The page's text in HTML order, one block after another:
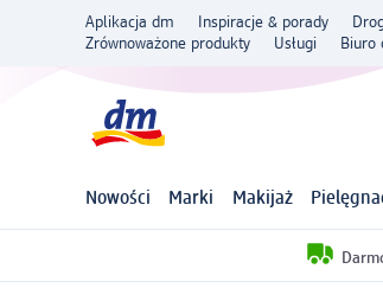
Aplikacja dm Inspiracje & porady
Zrównoważone produkty
Usługi Biuro
Nowości Marki Makijaż